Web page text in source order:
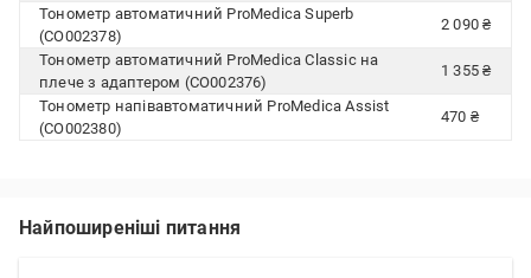
Тонометр автоматичний ProMedica Superb
(CO002378)
2 090 ₴
Тонометр автоматичний ProMedica Classic на
плече з адаптером (CO002376)
1 355 ₴
Тонометр напівавтоматичний ProMedica Assist
(CO002380)
470 ₴
Найпоширеніші питання